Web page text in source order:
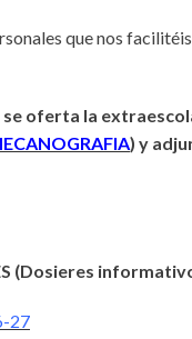
que nos
se oferta la
) y
(Dosieres
27